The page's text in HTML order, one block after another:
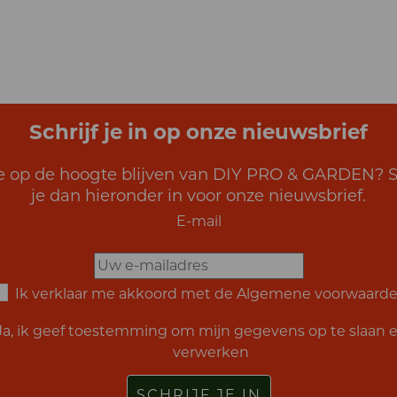
Schrijf je in op onze nieuwsbrief
op de hoogte blijven van DIY PRO & GARDEN?
je dan hieronder in voor onze nieuwsbrief.
E-mail
Ik verklaar me akkoord met de Algemene
ik geef toestemming om mijn gegevens op te slaan
verwerken